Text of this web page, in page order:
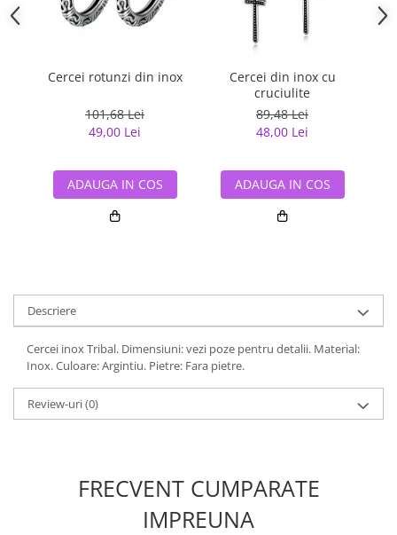
Cercei rotunzi din inox
101,68 Lei
49,00 Lei
ADAUGA IN COS
Cercei din inox cu
cruciulite
89,48 Lei
48,00 Lei
ADAUGA IN COS
Descriere
Cercei inox Tribal. Dimensiuni: vezi poze pentru detalii. Material:
Inox. Culoare: Argintiu. Pietre: Fara pietre.
Review-uri(0)
FRECVENT CUMPARATE
IMPREUNA